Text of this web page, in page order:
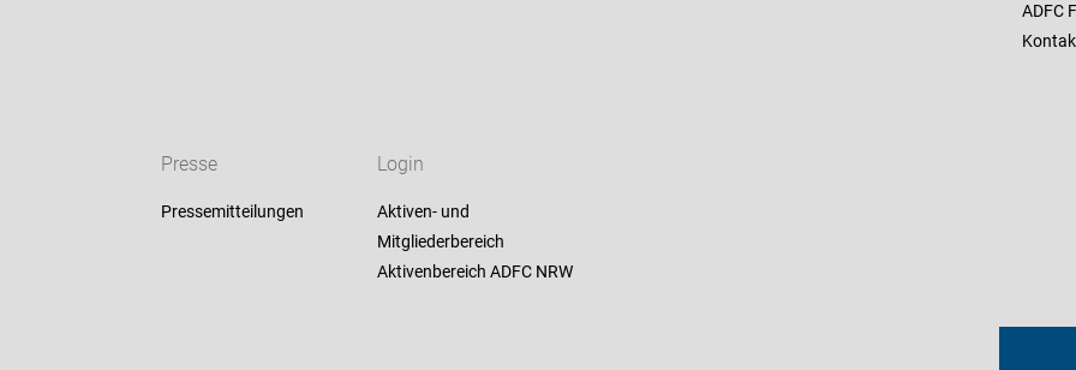
ADFC
Presse
Pressemitteilungen
Login
Aktiven- und
Mitgliederbereich
Aktivenbereich ADFC NRW